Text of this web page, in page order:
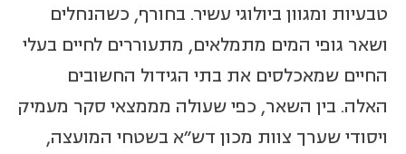
טבעיות ומגוון ביולוגי עשיר. בחורף, כשהנחלים
ושאר גופי המים מתמלאים, מתעוררים לחיים בעלי
החיים שמאכלסים את בתי הגידול החשובים
האלה. בין השאר, כפי שעולה מממצאי סקר מעמיק
ויסודי שערך צוות מכון דש"א בשטחי המועצה,